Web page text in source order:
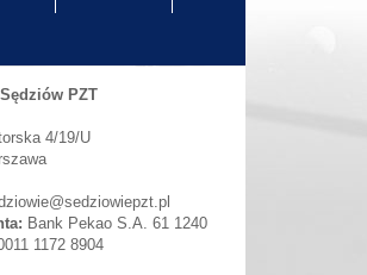
PZT
4/19/U
Bank Pekao S.A. 61 1240
1172 8904